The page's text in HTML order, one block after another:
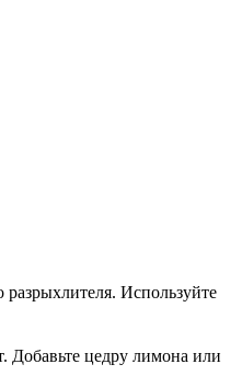
Используйте
Добавьте цедру лимона или